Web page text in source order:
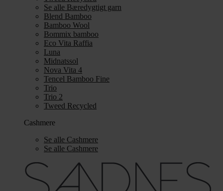
Se alle Bæredygtigt garn
Blend Bamboo
Bamboo Wool
Bommix bamboo
Eco Vita Raffia
Luna
Midnatssol
Nova Vita 4
Tencel Bamboo Fine
Trio
Trio 2
Tweed Recycled
Cashmere
Se alle Cashmere
Se alle Cashmere